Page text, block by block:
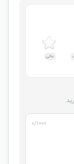
عالی
۰/۱۰۰۰